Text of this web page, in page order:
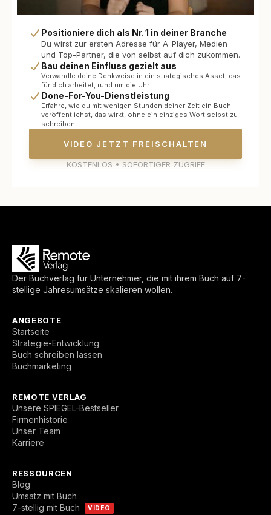
Positioniere dich als Nr. 1 in deiner Branche
Du wirst zur ersten Adresse für A-Player, Medien
und Top-Partner, die von selbst auf dich zukommen.
Bau deinen Einfluss gezielt aus
Verwandle deine Denkweise in ein strategisches Asset, das
für dich arbeitet, rund um die Uhr.
Done-For-You-Dienstleistung
Erfahre, wie du mit wenigen Stunden deiner Zeit ein Buch
veröffentlichst, das wirkt, ohne ein einziges Wort selbst zu
schreiben.
VIDEO JETZT FREISCHALTEN
KOSTENLOS • SOFORTIGER ZUGRIFF
Der Buchverlag für Unternehmer, die mit ihrem Buch auf 7-
stellige Jahresumsätze skalieren wollen.
ANGEBOTE
Startseite
Strategie-Entwicklung
Buch schreiben lassen
Buchmarketing
REMOTE VERLAG
Unsere SPIEGEL-Bestseller
Firmenhistorie
Unser Team
Karriere
RESSOURCEN
Blog
Umsatz mit Buch
7-stellig mit Buch
VIDEO